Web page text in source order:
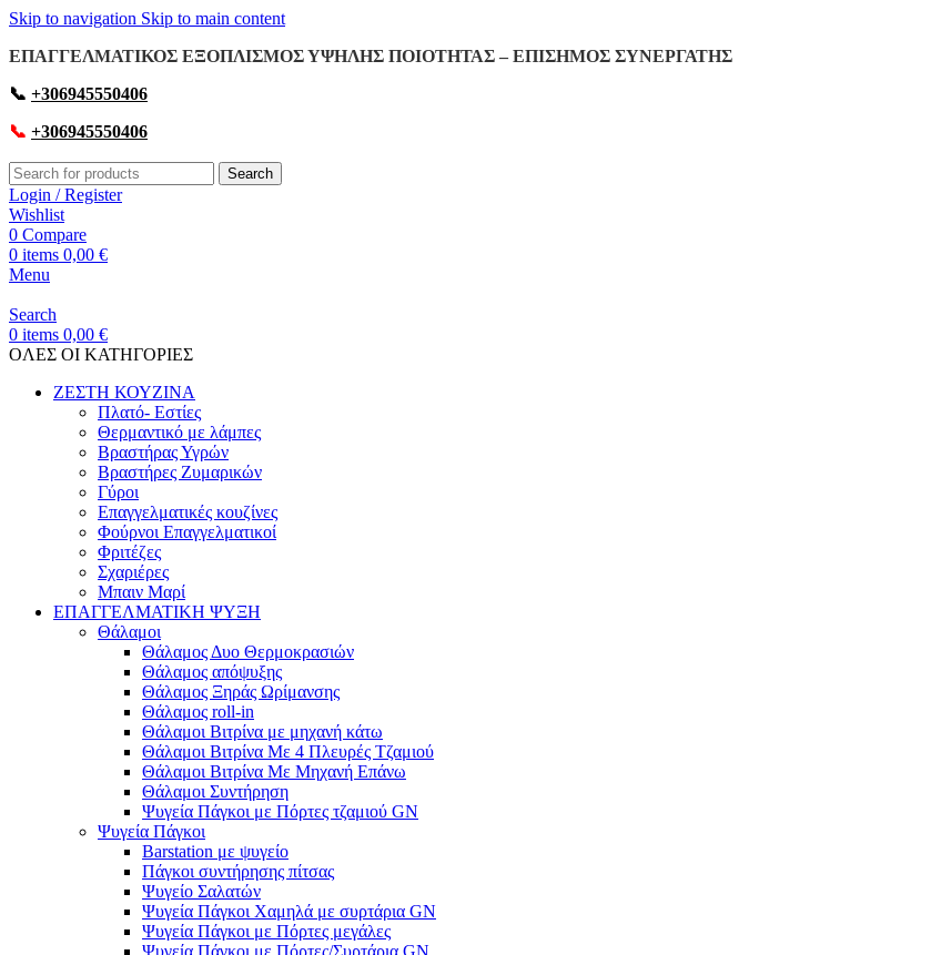
Skip to navigation Skip to main content
ΕΠΑΓΓΕΛΜΑΤΙΚΟΣ ΕΞΟΠΛΙΣΜΟΣ ΥΨΗΛΗΣ ΠΟΙΟΤΗΤΑΣ – ΕΠΙΣΗΜΟΣ ΣΥΝΕΡΓΑΤΗΣ
📞 +306945550406
📞 +306945550406
Search
Login / Register
Wishlist
0 Compare
0 items 0,00 €
Menu
Search
0 items 0,00 €
OΛΕΣ ΟΙ ΚΑΤΗΓΟΡΙΕΣ
ΖΕΣΤΗ ΚΟΥΖΙΝΑ
Πλατό- Εστίες
Θερμαντικό με λάμπες
Βραστήρας Υγρών
Βραστήρες Ζυμαρικών
Γύροι
Επαγγελματικές κουζίνες
Φούρνοι Επαγγελματικοί
Φριτέζες
Σχαριέρες
Μπαιν Μαρί
ΕΠΑΓΓΕΛΜΑΤΙΚΗ ΨΥΞΗ
Θάλαμοι
Θάλαμος Δυο Θερμοκρασιών
Θάλαμος απόψυξης
Θάλαμος Ξηράς Ωρίμανσης
Θάλαμος roll-in
Θάλαμοι Βιτρίνα με μηχανή κάτω
Θάλαμοι Βιτρίνα Με 4 Πλευρές Τζαμιού
Θάλαμοι Βιτρίνα Με Μηχανή Επάνω
Θάλαμοι Συντήρηση
Ψυγεία Πάγκοι με Πόρτες τζαμιού GN
Ψυγεία Πάγκοι
Barstation με ψυγείο
Πάγκοι συντήρησης πίτσας
Ψυγείο Σαλατών
Ψυγεία Πάγκοι Χαμηλά με συρτάρια GN
Ψυγεία Πάγκοι με Πόρτες μεγάλες
Ψυγεία Πάγκοι με Πόρτες/Συρτάρια GN